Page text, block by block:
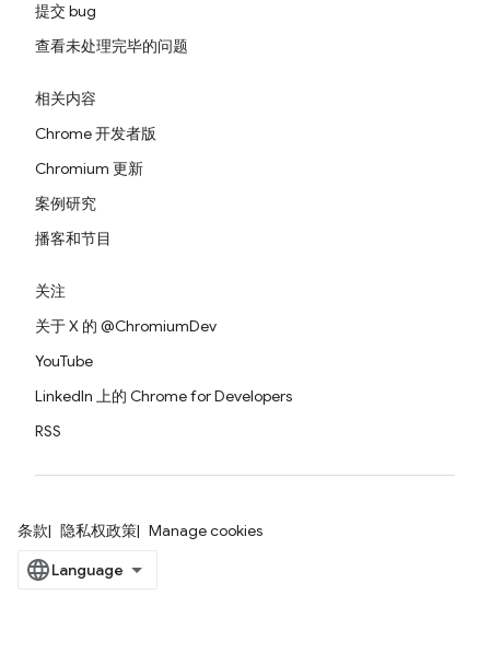
提交 bug
查看未处理完毕的问题
相关内容
Chrome 开发者版
Chromium 更新
案例研究
播客和节目
关注
关于 X 的 @ChromiumDev
YouTube
LinkedIn 上的 Chrome for Developers
RSS
条款 隐私权政策 Manage cookies